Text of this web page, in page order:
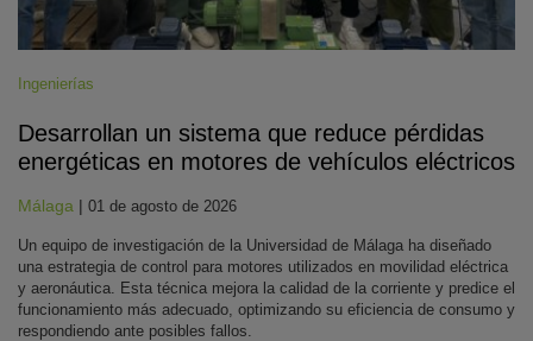
Ingenierías
Desarrollan un sistema que reduce pérdidas
energéticas en motores de vehículos eléctricos
Málaga | 01 de agosto de 2026
Un equipo de investigación de la Universidad de Málaga ha diseñado
una estrategia de control para motores utilizados en movilidad eléctrica
y aeronáutica. Esta técnica mejora la calidad de la corriente y predice el
funcionamiento más adecuado, optimizando su eficiencia de consumo y
respondiendo ante posibles fallos.